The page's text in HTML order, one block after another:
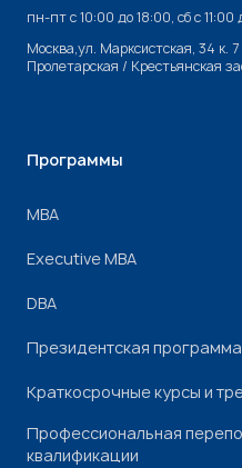
пн-пт с 10:00 до 18:00, cб с 11:00
Москва,ул. Марксистская, 34 к.
Пролетарская / Крестьянская
Программы
МВА
Executive MBA
DBA
Президентская программа
Краткосрочные курсы и
Профессиональная
квалификации